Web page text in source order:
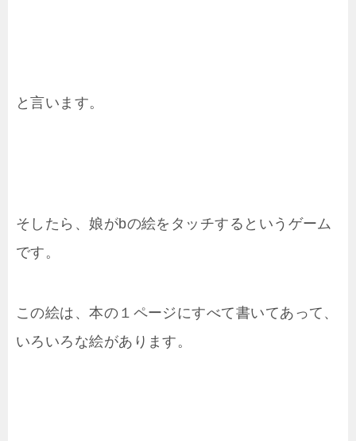
と言います。
そしたら、娘がbの絵をタッチするというゲーム
です。
この絵は、本の１ページにすべて書いてあって、
いろいろな絵があります。